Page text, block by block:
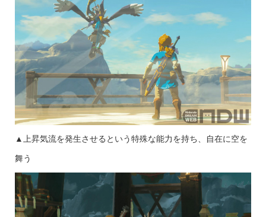
▲上昇気流を発生させるという特殊な能力を持ち、自在に空を
舞う